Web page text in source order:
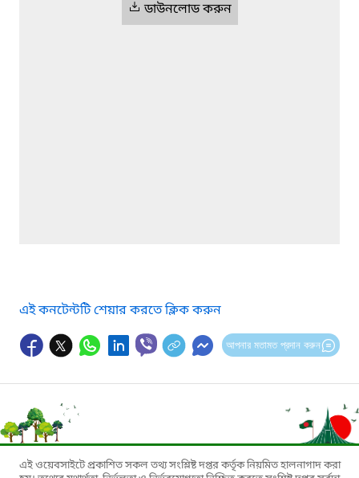
ডাউনলোড করুন
এই কনটেন্টটি শেয়ার করতে ক্লিক করুন
আপনার মতামত প্রদান করুন
এই ওয়েবসাইটে প্রকাশিত সকল তথ্য সংশ্লিষ্ট দপ্তর কর্তৃক নিয়মিত হালনাগাদ করা